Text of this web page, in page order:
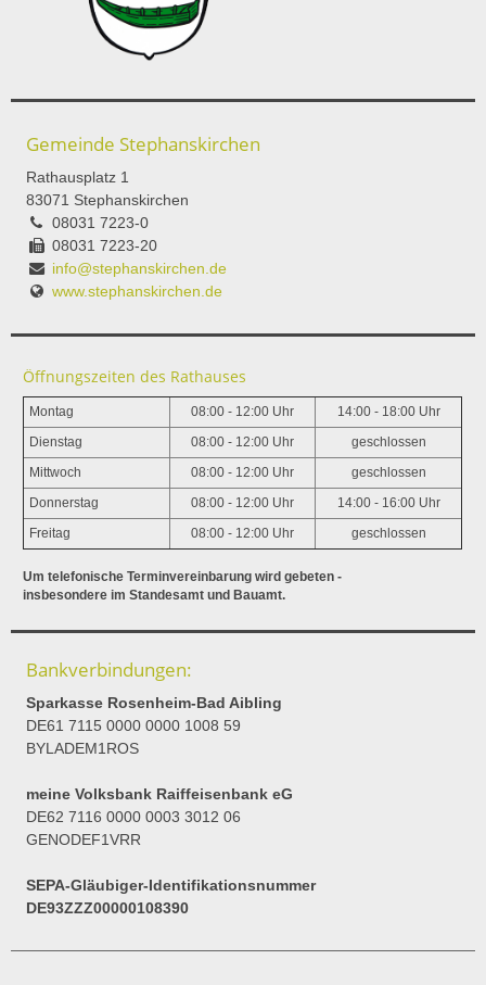
Gemeinde Stephanskirchen
Rathausplatz 1
83071 Stephanskirchen
08031 7223-0
08031 7223-20
info@stephanskirchen.de
www.stephanskirchen.de
Öffnungszeiten des Rathauses
Montag 08:00 - 12:00 Uhr 14:00 - 18:00 Uhr
Dienstag 08:00 - 12:00 Uhr geschlossen
Mittwoch 08:00 - 12:00 Uhr geschlossen
Donnerstag 08:00 - 12:00 Uhr 14:00 - 16:00 Uhr
Freitag 08:00 - 12:00 Uhr geschlossen
Um telefonische Terminvereinbarung wird gebeten -
insbesondere im Standesamt und Bauamt.
Bankverbindungen:
Sparkasse Rosenheim-Bad Aibling
DE61 7115 0000 0000 1008 59
BYLADEM1ROS
meine Volksbank Raiffeisenbank eG
DE62 7116 0000 0003 3012 06
GENODEF1VRR
SEPA-Gläubiger-Identifikationsnummer
DE93ZZZ00000108390